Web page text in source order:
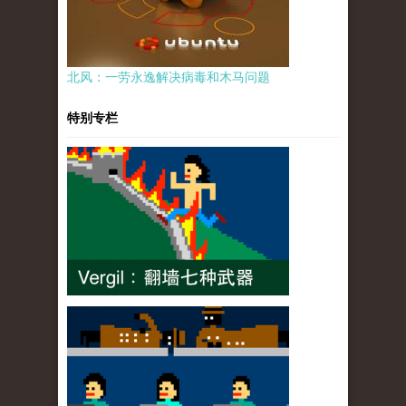
北风：一劳永逸解决病毒和木马问题
特别专栏